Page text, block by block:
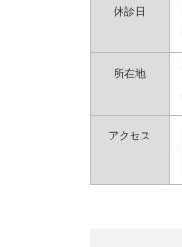
休診日
所在地
アクセス